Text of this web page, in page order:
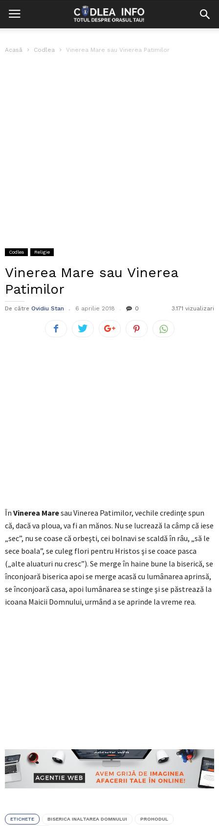
Acasă Codlea Vinerea Mare sau Vinerea Patimilor
Codlea Religie
Vinerea Mare sau Vinerea
Patimilor
De către Ovidiu Stan 6 aprilie 2018 0 3.171 vizualizari
În Vinerea Maresau Vinerea Patimilor, vechile credinţe spun
că, dacă va ploua, va fi an mănos. Nu se lucrează la câmp că iese
„sec”, nu se coase că orbeşti, cei bolnavi se scaldă în râu, „să le
sece boala”, se culeg flori pentru Hristos şi se coace pasca
(„alte aluaturi nu cresc”). Se merge în haine bune la biserică, se
înconjoară biserica apoi se merge acasă cu lumânarea aprinsă,
se înconjoară casa, apoi lumânarea se stinge şi se păstrează la
icoana Maicii Domnului, urmând a se aprinde la vreme rea.
ETICHETE BISERICA INALTAREA DOMNULUI PROHODUL